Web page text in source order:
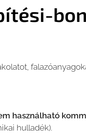
használható
hulladék).